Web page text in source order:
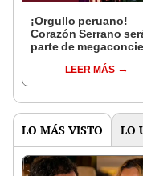
¡Orgullo peruano!
Corazón Serrano
parte de
junto a artistas
internacionales
LEER MÁS
LO MÁS VISTO LO